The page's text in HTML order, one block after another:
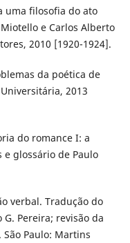
uma filosofia do ato
e Carlos Alberto
2010 [1920-1924].
da poética de
2013
do romance I: a
glossário de Paulo
verbal. Tradução do
Pereira; revisão da
Paulo: Martins